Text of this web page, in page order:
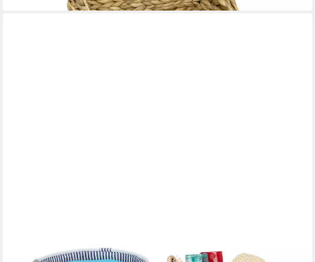
Aufbewahrungskorb 4er Set maritim (4er Set, 4 St., 4er-Set)